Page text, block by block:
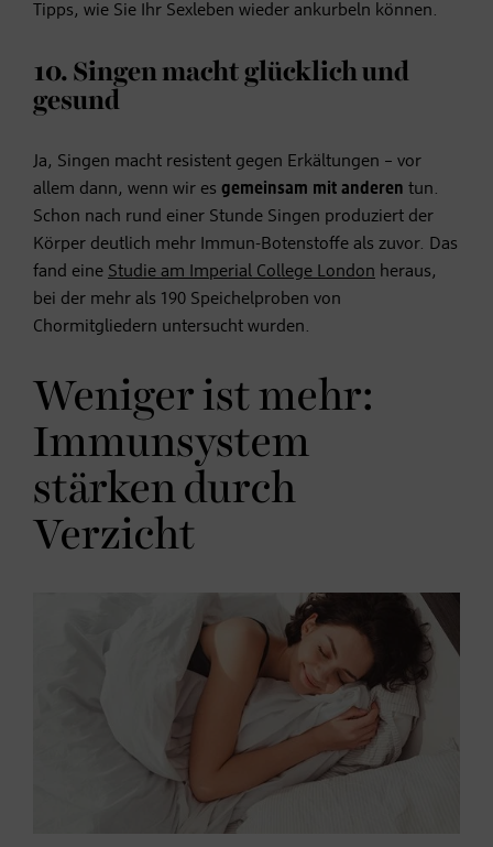
Tipps, wie Sie Ihr Sexleben wieder ankurbeln können.
10. Singen macht glücklich und
gesund
Ja, Singen macht resistent gegen Erkältungen – vor
allem dann, wenn wir es gemeinsam mit anderen tun.
Schon nach rund einer Stunde Singen produziert der
Körper deutlich mehr Immun-Botenstoffe als zuvor. Das
fand eine Studie am Imperial College London heraus,
bei der mehr als 190 Speichelproben von
Chormitgliedern untersucht wurden.
Weniger ist mehr:
Immunsystem
stärken durch
Verzicht